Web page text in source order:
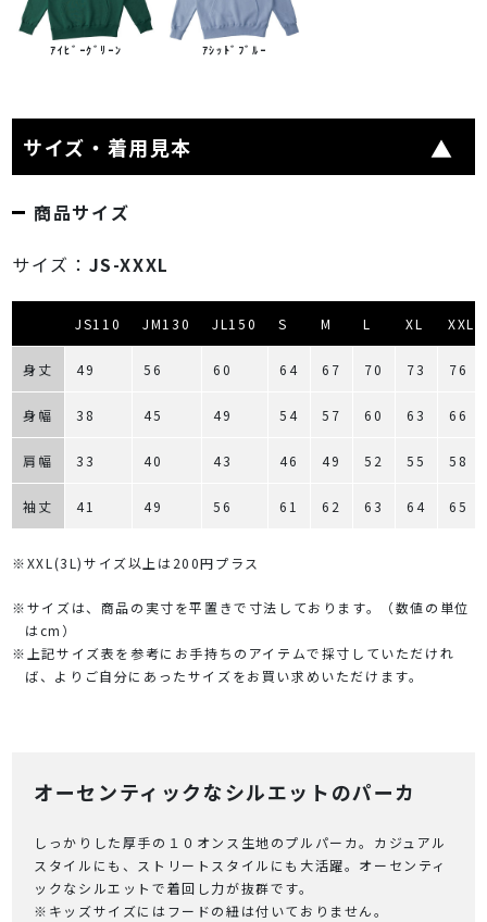
ｱｲﾋﾞｰｸﾞﾘｰﾝ ｱｼｯﾄﾞﾌﾞﾙｰ
サイズ・着用見本
商品サイズ
サイズ： JS-XXXL
JS110 JM130 JL150 S M L XL XXL
身丈 49 56 60 64 67 70 73 76
身幅 38 45 49 54 57 60 63 66
肩幅 33 40 43 46 49 52 55 58
袖丈 41 49 56 61 62 63 64 65
※XXL(3L)サイズ以上は200円プラス
※サイズは、商品の実寸を平置きで寸法しております。（数値の単位
はcm）
※上記サイズ表を参考にお手持ちのアイテムで採寸していただけれ
ば、よりご自分にあったサイズをお買い求めいただけます。
オーセンティックなシルエットのパーカ
しっかりした厚手の１０オンス生地のプルパーカ。カジュアル
スタイルにも、ストリートスタイルにも大活躍。オーセンティ
ックなシルエットで着回し力が抜群です。
※キッズサイズにはフードの紐は付いておりません。